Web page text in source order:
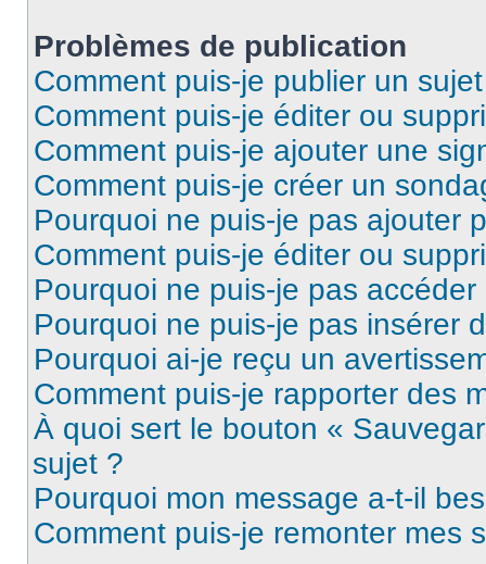
Problèmes de publication
Comment puis-je publier un
Comment puis-je éditer ou
Comment puis-je ajouter une
Comment puis-je créer un
Pourquoi ne puis-je pas ajouter
Comment puis-je éditer ou
Pourquoi ne puis-je pas
Pourquoi ne puis-je pas insérer
Pourquoi ai-je reçu un
Comment puis-je rapporter des
À quoi sert le bouton «
sujet ?
Pourquoi mon message a-t-il
Comment puis-je remonter mes